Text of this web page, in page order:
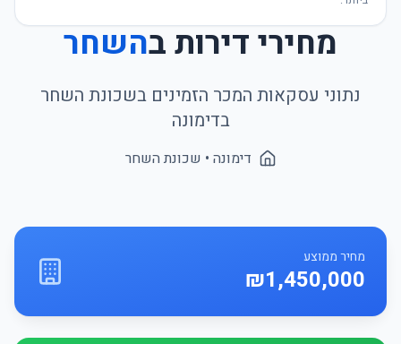
מחירי דירות בהשחר
נתוני עסקאות המכר הזמינים בשכונת השחר
בדימונה
דימונה • שכונת השחר
מחיר ממוצע
₪1,450,000